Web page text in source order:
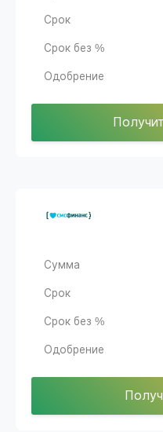
Срок
Срок без %
Одобрение
Сумма
Срок
Срок без %
Одобрение